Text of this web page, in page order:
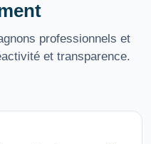
professionnels et
et transparence.